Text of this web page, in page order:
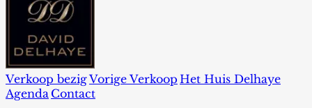
Verkoop bezigVorige Verkoop Het Huis Delhaye
Agenda Contact